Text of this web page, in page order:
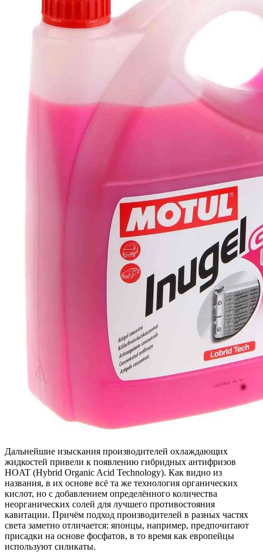
Дальнейшие изыскания производителей охлаждающих
жидкостей привели к появлению гибридных антифризов
HOAT (Hybrid Organic Acid Technology). Как видно из
названия, в их основе всё та же технология органических
кислот, но с добавлением определённого количества
неорганических солей для лучшего противостояния
кавитации. Причём подход производителей в разных частях
света заметно отличается: японцы, например, предпочитают
присадки на основе фосфатов, в то время как европейцы
используют силикаты.